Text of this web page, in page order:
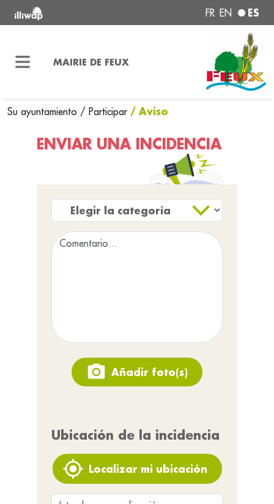
FR EN ES
MAIRIE DE FEUX
Su ayuntamiento / Participar / Aviso
ENVIAR UNA INCIDENCIA
Añadir foto(s)
Ubicación de la incidencia
Localizar mi ubicación